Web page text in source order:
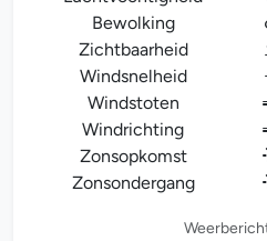
Bewolking
Zichtbaarheid
Windsnelheid
Windstoten
Windrichting
Zonsopkomst
Zonsondergang